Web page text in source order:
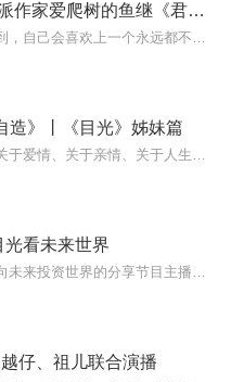
心之所至是你|暖甜派作家爱爬树的鱼继《君生我已老》后，抵心甜蜜力作|AI电子书
造》丨《目光》姊妹篇
光看未来世界
仔、祖儿联合演播